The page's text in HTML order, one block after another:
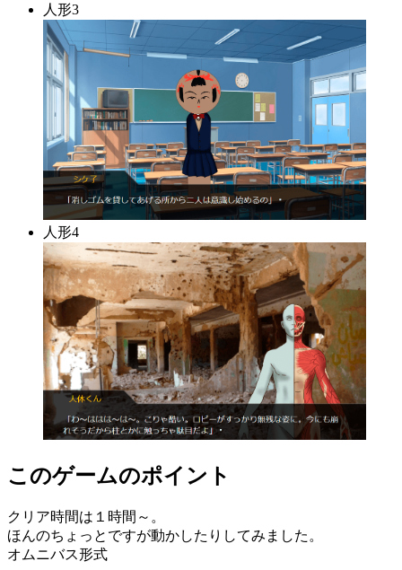
人形3
人形4
このゲームのポイント
クリア時間は１時間～。
ほんのちょっとですが動かしたりしてみました。
オムニバス形式